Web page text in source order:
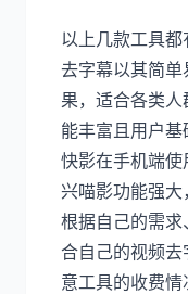
以上几款工具
去字幕以其简
果，适合各类
能丰富且用户基
快影在手机端
兴喵影功能强
根据自己的需
合自己的视频
意工具的收费